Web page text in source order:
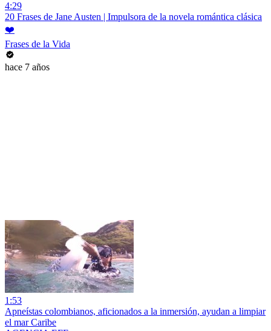
4:29
20 Frases de Jane Austen | Impulsora de la novela romántica clásica
❤️
Frases de la Vida
hace 7 años
1:53
Apneístas colombianos, aficionados a la inmersión, ayudan a limpiar
el mar Caribe